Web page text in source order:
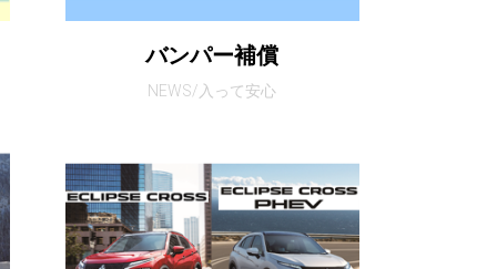
バンパー補償
NEWS/入って安心